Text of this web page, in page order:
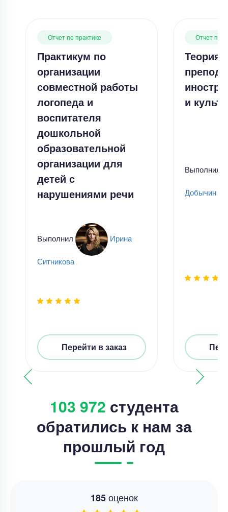
Отчет по практике
Практикум по
организации
совместной работы
логопеда и
воспитателя
дошкольной
образовательной
организации для
детей с
нарушениями речи
Выполнил Ирина
Ситникова
Перейти в заказ
Отчет по
Теория
и
Выполнил
Добычин
103 972 студента
обратились к нам за
прошлый год
185оценок